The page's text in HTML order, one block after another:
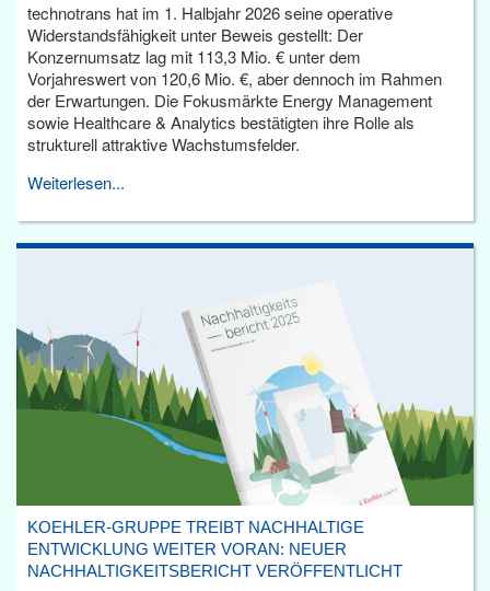
technotrans hat im 1. Halbjahr 2026 seine operative
Widerstandsfähigkeit unter Beweis gestellt: Der
Konzernumsatz lag mit 113,3 Mio. € unter dem
Vorjahreswert von 120,6 Mio. €, aber dennoch im Rahmen
der Erwartungen. Die Fokusmärkte Energy Management
sowie Healthcare & Analytics bestätigten ihre Rolle als
strukturell attraktive Wachstumsfelder.
Weiterlesen...
KOEHLER-GRUPPE TREIBT NACHHALTIGE
ENTWICKLUNG WEITER VORAN: NEUER
NACHHALTIGKEITSBERICHT VERÖFFENTLICHT